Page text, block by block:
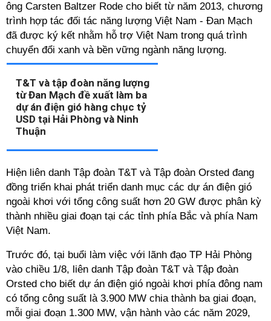
ông Carsten Baltzer Rode cho biết từ năm 2013, chương
trình hợp tác đối tác năng lượng Việt Nam - Đan Mạch
đã được ký kết nhằm hỗ trợ Việt Nam trong quá trình
chuyển đổi xanh và bền vững ngành năng lượng.
T&T và tập đoàn năng lượng
từ Đan Mạch đề xuất làm ba
dự án điện gió hàng chục tỷ
USD tại Hải Phòng và Ninh
Thuận
Hiện liên danh Tập đoàn T&T và Tập đoàn Orsted đang
đồng triển khai phát triển danh mục các dự án điện gió
ngoài khơi với tổng công suất hơn 20 GW được phân kỳ
thành nhiều giai đoạn tại các tỉnh phía Bắc và phía Nam
Việt Nam.
Trước đó, tại buổi làm việc với lãnh đạo TP Hải Phòng
vào chiều 1/8, liên danh Tập đoàn T&T và Tập đoàn
Orsted cho biết dự án điện gió ngoài khơi phía đông nam
có tổng công suất là 3.900 MW chia thành ba giai đoạn,
mỗi giai đoạn 1.300 MW, vận hành vào các năm 2029,